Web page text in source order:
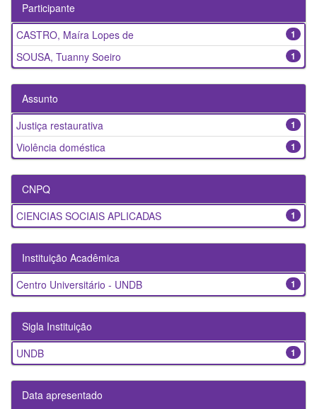
Participante
1
CASTRO, Maíra Lopes de
1
SOUSA, Tuanny Soeiro
Assunto
1
Justiça restaurativa
1
Violência doméstica
CNPQ
1
CIENCIAS SOCIAIS APLICADAS
Instituição Acadêmica
1
Centro Universitário - UNDB
Sigla Instituição
1
UNDB
Data apresentado